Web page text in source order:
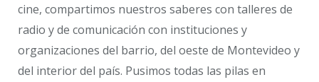
cine, compartimos nuestros saberes con talleres de
radio y de comunicación con instituciones y
organizaciones del barrio, del oeste de Montevideo y
del interior del país. Pusimos todas las pilas en